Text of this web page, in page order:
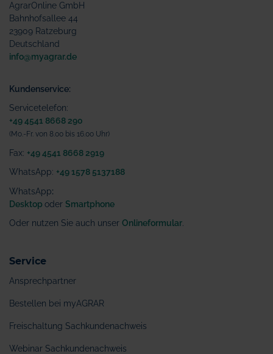
AgrarOnline GmbH
Bahnhofsallee 44
23909 Ratzeburg
Deutschland
info@myagrar.de
Kundenservice:
Servicetelefon:
+49 4541 8668 290
(Mo.-Fr. von 8.00 bis 16.00 Uhr)
Fax: +49 4541 8668 2919
WhatsApp: +49 1578 5137188
WhatsApp:
Desktop oder Smartphone
Oder nutzen Sie auch unser Onlineformular
Service
Ansprechpartner
Bestellen bei myAGRAR
Freischaltung Sachkundenachweis
Webinar Sachkundenachweis